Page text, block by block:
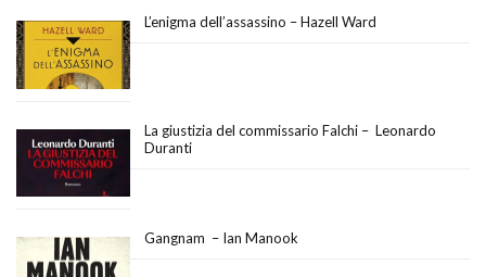
L’enigma dell’assassino – Hazell Ward
La giustizia del commissario Falchi – Leonardo
Duranti
Gangnam – Ian Manook